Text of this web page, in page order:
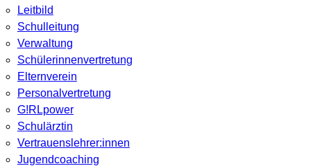
Leitbild
Schulleitung
Verwaltung
Schülerinnenvertretung
Elternverein
Personalvertretung
G!RLpower
Schulärztin
Vertrauenslehrer:innen
Jugendcoaching